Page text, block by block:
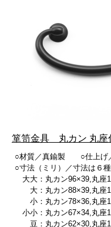
箪笥金具 丸カン 丸
○材質／真鍮製 ○仕上げ
○寸法（ミリ）／寸法は６種
大大：丸カン96×39,丸座
大：丸カン88×39,丸座
小：丸カン78×36,丸座
小小：丸カン67×34,丸座
豆：丸カン62×30,丸座